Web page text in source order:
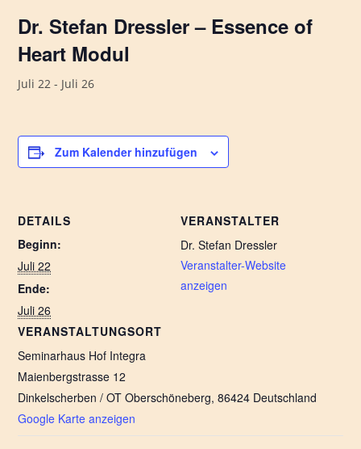
Dr. Stefan Dressler – Essence of
Heart Modul
Juli 22 - Juli 26
Zum Kalender hinzufügen
DETAILS
Beginn:
Juli 22
Ende:
Juli 26
VERANSTALTUNGSORT
Seminarhaus Hof Integra
Maienbergstrasse 12
Dinkelscherben / OT Oberschöneberg, 86424 Deutschland
Google Karte anzeigen
VERANSTALTER
Dr. Stefan Dressler
Veranstalter-Website
anzeigen